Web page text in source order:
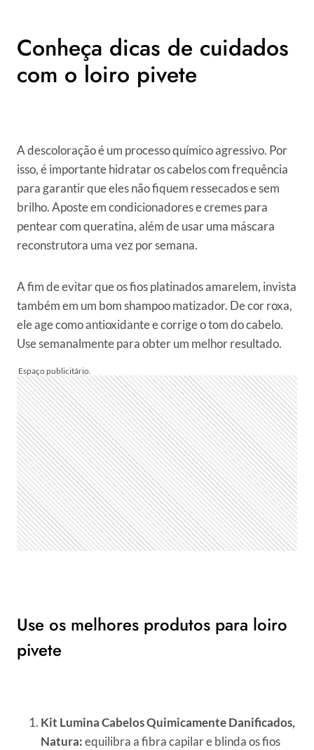
Conheça dicas de cuidados
com o loiro pivete
A descoloração é um processo químico agressivo. Por
isso, é importante hidratar os cabelos com frequência
para garantir que eles não fiquem ressecados e sem
brilho. Aposte em condicionadores e cremes para
pentear com queratina, além de usar uma máscara
reconstrutora uma vez por semana.
A fim de evitar que os fios platinados amarelem, invista
também em um bom shampoo matizador. De cor roxa,
ele age como antioxidante e corrige o tom do cabelo.
Use semanalmente para obter um melhor resultado.
Use os melhores produtos para loiro
pivete
Kit Lumina Cabelos Quimicamente Danificados,
Natura:equilibra a fibra capilar e blinda os fios